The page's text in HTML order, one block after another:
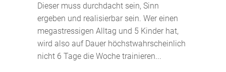
Dieser muss durchdacht sein, Sinn
ergeben und realisierbar sein. Wer einen
megastressigen Alltag und 5 Kinder hat,
wird also auf Dauer höchstwahrscheinlich
nicht 6 Tage die Woche trainieren...